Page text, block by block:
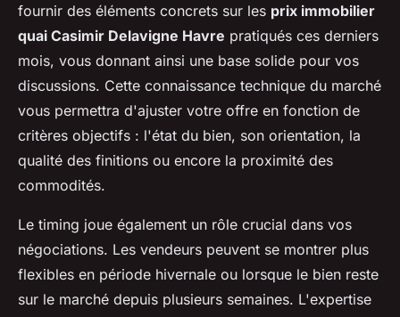
fournir des éléments concrets sur les prix immobilier
quai Casimir Delavigne Havre pratiqués ces derniers
mois, vous donnant ainsi une base solide pour vos
discussions. Cette connaissance technique du marché
vous permettra d'ajuster votre offre en fonction de
critères objectifs : l'état du bien, son orientation, la
qualité des finitions ou encore la proximité des
commodités.
Le timing joue également un rôle crucial dans vos
négociations. Les vendeurs peuvent se montrer plus
flexibles en période hivernale ou lorsque le bien reste
sur le marché depuis plusieurs semaines. L'expertise